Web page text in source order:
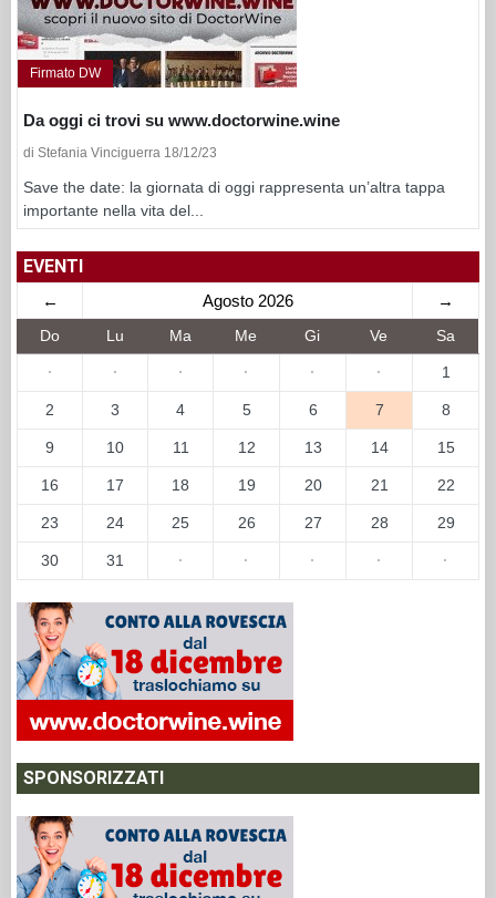
Firmato DW
Da oggi ci trovi su www.doctorwine.wine
di Stefania Vinciguerra 18/12/23
Save the date: la giornata di oggi rappresenta un’altra tappa
importante nella vita del...
EVENTI
← Agosto 2026 →
Do Lu Ma Me Gi Ve Sa
· · · · · · 1
2 3 4 5 6 7 8
9 10 11 12 13 14 15
16 17 18 19 20 21 22
23 24 25 26 27 28 29
30 31 · · · · ·
SPONSORIZZATI